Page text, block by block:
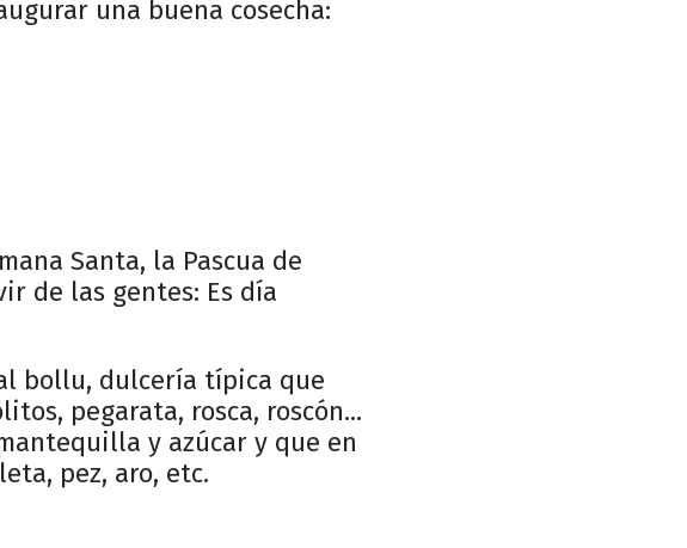
una buena cosecha:
Santa, la Pascua de
de las gentes: Es día
bollu, dulcería típica que
pegarata, rosca, roscón...
y azúcar y que en
pez, aro, etc.